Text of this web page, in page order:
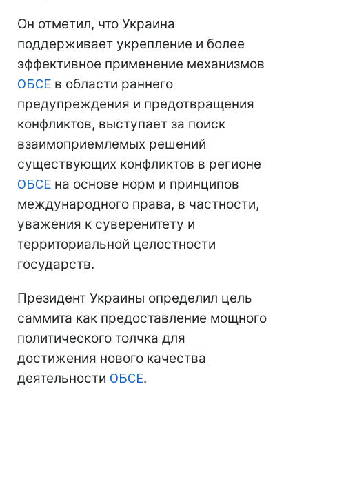
Он отметил, что Украина
поддерживает укрепление и более
эффективное применение механизмов
ОБСЕ в области раннего
предупреждения и предотвращения
конфликтов, выступает за поиск
взаимоприемлемых решений
существующих конфликтов в регионе
ОБСЕ на основе норм и принципов
международного права, в частности,
уважения к суверенитету и
территориальной целостности
государств.
Президент Украины определил цель
саммита как предоставление мощного
политического толчка для
достижения нового качества
деятельности ОБСЕ.